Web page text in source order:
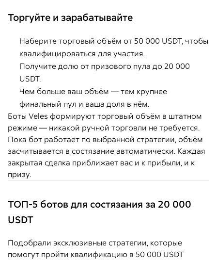
Торгуйте и зарабатывайте
Наберите торговый объём от 50 000 USDT, чтобы
квалифицироваться для участия.
Получите долю от призового пула до 20 000
USDT.
Чем больше ваш объём — тем крупнее
финальный пул и ваша доля в нём.
Боты Veles формируют торговый объём в штатном
режиме — никакой ручной торговли не требуется.
Пока бот работает по выбранной стратегии, объём
засчитывается в состязание автоматически. Каждая
закрытая сделка приближает вас и к прибыли, и к
призу.
ТОП-5 ботов для состязания за 20 000
USDT
Подобрали эксклюзивные стратегии, которые
помогут пройти квалификацию в 50 000 USDT